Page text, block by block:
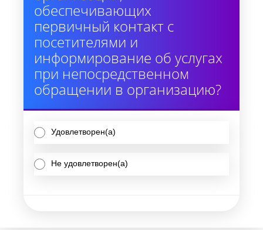
обеспечивающих
первичный контакт с
посетителями и
информирование об услугах
при непосредственном
обращении в организацию?
Удовлетворен(а)
Не удовлетворен(а)